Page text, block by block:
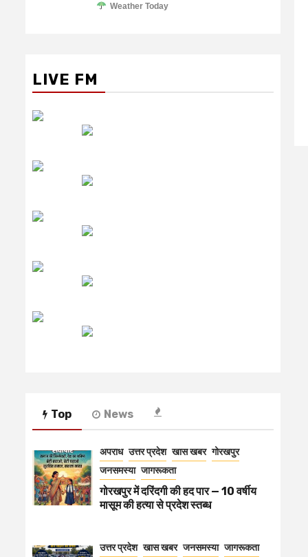
Weather Today
LIVE FM
Top News
अपराध उत्तर प्रदेश खास खबर गोरखपुर
जनसमस्या जागरूकता
गोरखपुर में दरिंदगी की हद पार — 10 वर्षीय
मासूम की हत्या से प्रदेश स्तब्ध
उत्तर प्रदेश खास खबर जनसमस्या जागरूकता